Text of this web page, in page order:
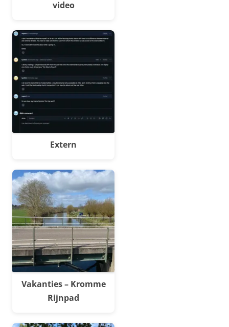
video
Extern
Vakanties – Kromme
Rijnpad